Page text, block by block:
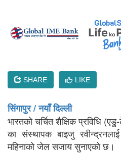
SHARE LIKE
सिंगापुर / नयाँ दिल्ली
भारतको चर्चित शैक्षिक प्रविधि
का संस्थापक बाइजु
महिनाको जेल सजाय सुनाएको छ।